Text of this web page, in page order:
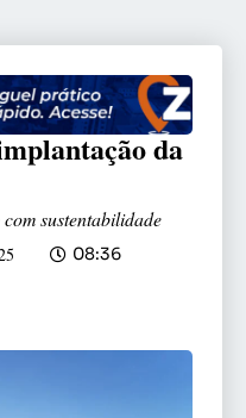
da
sustentabilidade
08:36